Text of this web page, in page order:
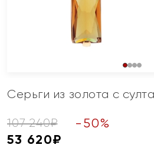
Серьги из золота с
107 240₽ - 50%
53 620₽